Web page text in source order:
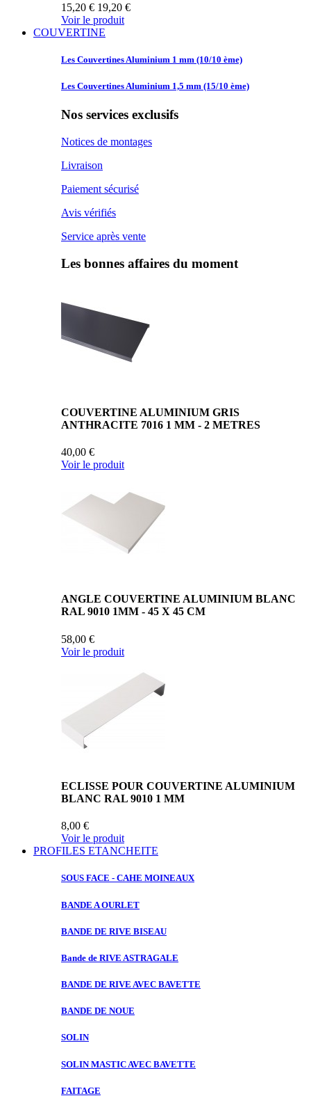
15,20 € 19,20 €
Voir le produit
COUVERTINE
Les CouvertinesAluminium 1 mm (10/10 ème)
Les CouvertinesAluminium 1,5 mm (15/10 ème)
Nos services exclusifs
Notices de montages
Livraison
Paiement sécurisé
Avis vérifiés
Service après vente
Les bonnes affaires du moment
COUVERTINE ALUMINIUM GRIS
ANTHRACITE 7016 1 MM - 2 METRES
40,00 €
Voir le produit
ANGLE COUVERTINE ALUMINIUM BLANC
RAL 9010 1MM - 45 X 45 CM
58,00 €
Voir le produit
ECLISSE POUR COUVERTINE ALUMINIUM
BLANC RAL 9010 1 MM
8,00 €
Voir le produit
PROFILES ETANCHEITE
SOUS FACE - CAHE MOINEAUX
BANDE AOURLET
BANDE DE RIVE BISEAU
Bande de RIVE ASTRAGALE
BANDE DE RIVE AVEC BAVETTE
BANDE DE NOUE
SOLIN
SOLIN MASTIC AVEC BAVETTE
FAITAGE